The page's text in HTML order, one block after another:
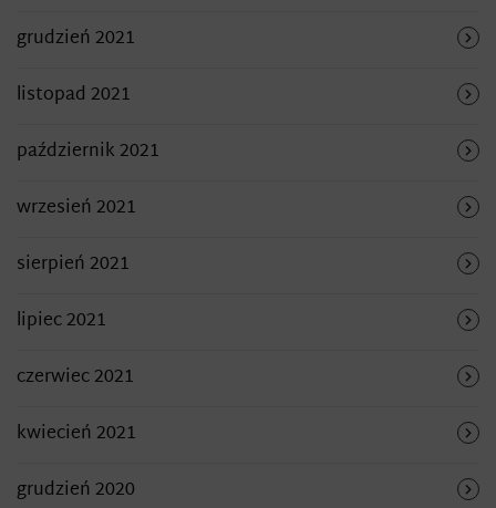
grudzień 2021
listopad 2021
październik 2021
wrzesień 2021
sierpień 2021
lipiec 2021
czerwiec 2021
kwiecień 2021
grudzień 2020